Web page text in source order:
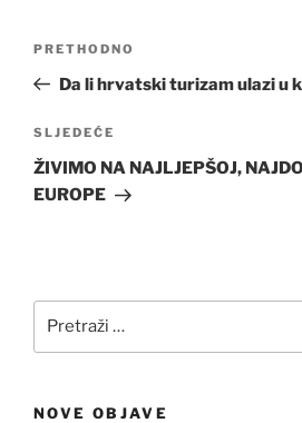
Prethodna
objava
PRETHODNO
Da li hrvatski turizam ulazi u
Sljedeća
objava
SLJEDEĆE
ŽIVIMO NA NAJLJEPŠOJ,
EUROPE
NOVE OBJAVE